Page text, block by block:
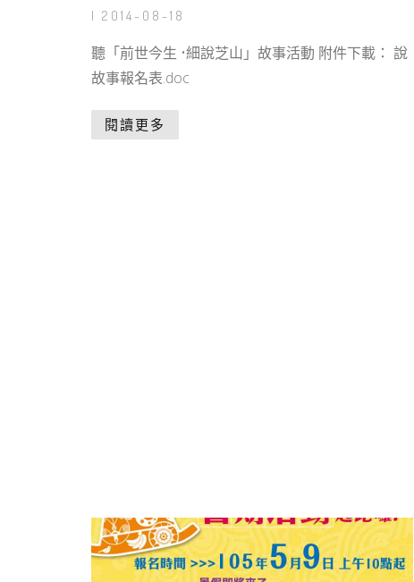
| 2014-08-18
聽「前世今生 •細說芝山」故事活動 附件下載： 說
故事報名表.doc
閱讀更多